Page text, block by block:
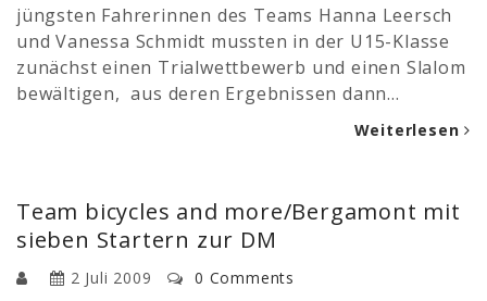
jüngsten Fahrerinnen des Teams Hanna Leersch
und Vanessa Schmidt mussten in der U15-Klasse
zunächst einen Trialwettbewerb und einen Slalom
bewältigen, aus deren Ergebnissen dann…
Weiterlesen
Team bicycles and more/Bergamont mit
sieben Startern zur DM
2 Juli 2009 0 Comments